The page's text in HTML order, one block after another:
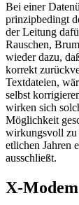
Bei einer
prinzipbedingt
der Leitung
Rauschen,
wieder dazu,
korrekt
Textdateien,
selbst
wirken sich
Möglichkeit
wirkungsvoll zu
etlichen Jahren
ausschließt.
X-Modem